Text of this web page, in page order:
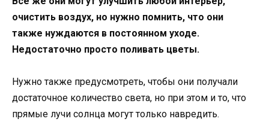
очистить воздух, но нужно помнить, что они
также нуждаются в постоянном уходе.
Недостаточно просто поливать цветы.
Нужно также предусмотреть, чтобы они получали
достаточное количество света, но при этом и то, что
прямые лучи солнца могут только навредить.